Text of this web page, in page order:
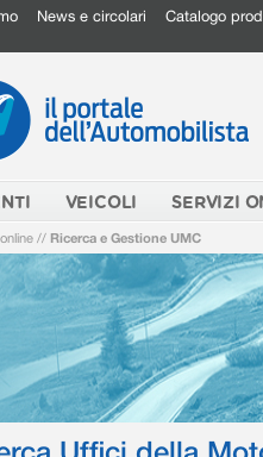
News e circolari Catalogo
VEICOLI SERVIZI
// Ricerca e Gestione UMC